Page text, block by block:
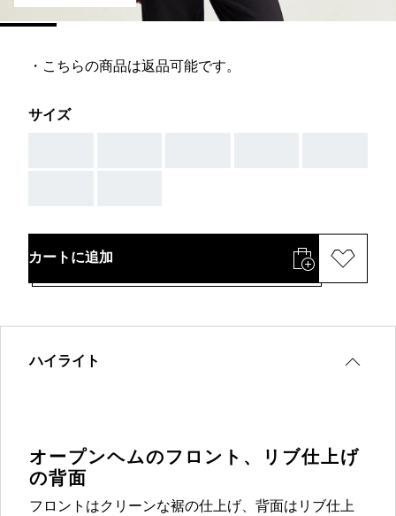
・こちらの商品は返品可能です。
サイズ
カートに追加
ハイライト
オープンヘムのフロント、リブ仕上げ
の背面
フロントはクリーンな裾の仕上げ、背面はリブ仕上